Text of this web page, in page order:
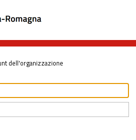
dell'organizzazione